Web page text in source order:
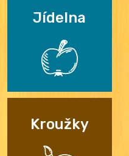
Jídelna
Kroužky